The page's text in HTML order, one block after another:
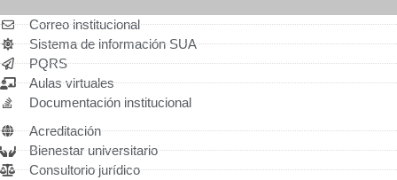
Correo institucional
Sistema de información SUA
PQRS
Aulas virtuales
Documentación institucional
Acreditación
Bienestar universitario
Consultorio jurídico